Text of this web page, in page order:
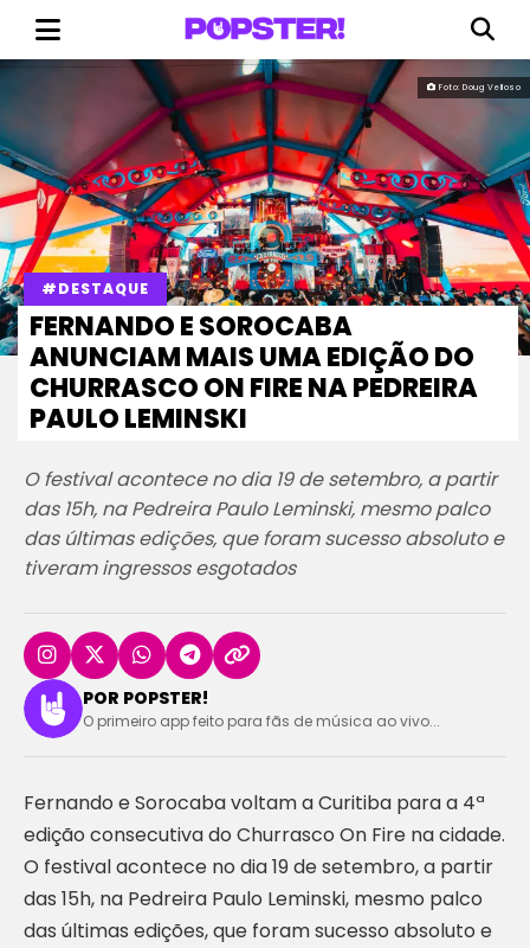
Foto: Doug Velloso
#DESTAQUE
FERNANDO E SOROCABA
ANUNCIAM MAIS UMA EDIÇÃO DO
CHURRASCO ON FIRE NA PEDREIRA
PAULO LEMINSKI
O festival acontece no dia 19 de setembro, a partir
das 15h, na Pedreira Paulo Leminski, mesmo palco
das últimas edições, que foram sucesso absoluto e
tiveram ingressos esgotados
POR POPSTER!
O primeiro app feito para fãs de música ao vivo...
Fernando e Sorocaba voltam a Curitiba para a 4ª
edição consecutiva do Churrasco On Fire na cidade.
O festival acontece no dia 19 de setembro, a partir
das 15h, na Pedreira Paulo Leminski, mesmo palco
das últimas edições, que foram sucesso absoluto e